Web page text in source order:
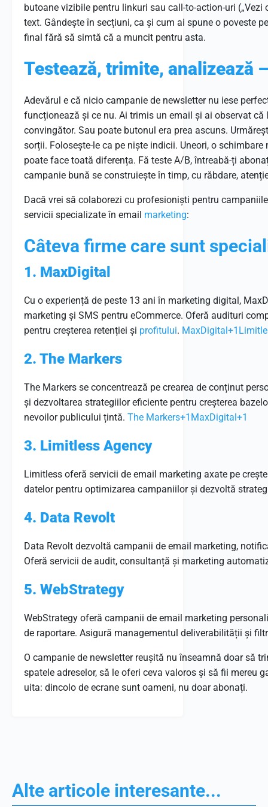
butoane vizibile pentru linkuri sau call-to-action-uri
text. Gândește în secțiuni, ca și cum ai spune o poveste
final fără să simtă că a muncit pentru asta.
Testează, trimite, analizează
Adevărul e că nicio campanie de newsletter nu iese
funcționează și ce nu. Ai trimis un email și ai observat
convingător. Sau poate butonul era prea ascuns.
sorții. Folosește-le ca pe niște indicii. Uneori, o
poate face toată diferența. Fă teste A/B, întreabă-ți
campanie bună se construiește în timp, cu răbdare,
Dacă vrei să colaborezi cu profesioniști pentru
servicii specializate în email marketing:
Câteva firme care sunt
1. MaxDigital
Cu o experiență de peste 13 ani în marketing digital,
marketing și SMS pentru eCommerce. Oferă audituri
pentru creșterea retenției și profitului. MaxDigital+1
2. The Markers
The Markers se concentrează pe crearea de conținut
și dezvoltarea strategiilor eficiente pentru creșterea
nevoilor publicului țintă. The Markers+1 MaxDigital+1
3. Limitless Agency
Limitless oferă servicii de email marketing axate pe
datelor pentru optimizarea campaniilor și dezvoltă
4. Data Revolt
Data Revolt dezvoltă campanii de email marketing,
Oferă servicii de audit, consultanță și marketing
5. WebStrategy
WebStrategy oferă campanii de email marketing
de raportare. Asigură managementul deliverabilității și
O campanie de newsletter reușită nu înseamnă doar să
spatele adreselor, să le oferi ceva valoros și să fii mereu
uita: dincolo de ecrane sunt oameni, nu doar abonați.
Alte articole interesante...